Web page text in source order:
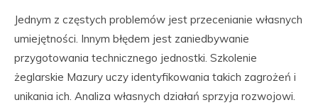
Jednym z częstych problemów jest przecenianie własnych
umiejętności. Innym błędem jest zaniedbywanie
przygotowania technicznego jednostki. Szkolenie
żeglarskie Mazury uczy identyfikowania takich zagrożeń i
unikania ich. Analiza własnych działań sprzyja rozwojowi.